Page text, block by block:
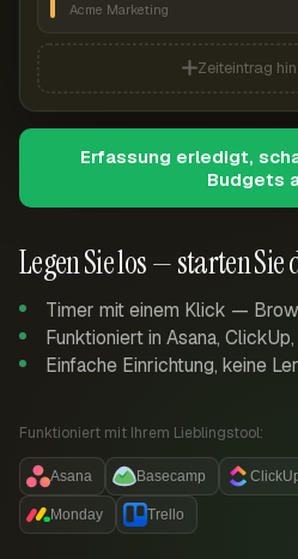
Legen Sie los — starten Sie
Timer mit einem Klick —
Funktioniert in Asana,
Einfache Einrichtung, keine
Funktioniert mit Ihrem Lieblingstool:
Asana Basecamp
Monday Trello
Acme Marketing
Zeiteintrag
Erfassung erledigt,
Budgets